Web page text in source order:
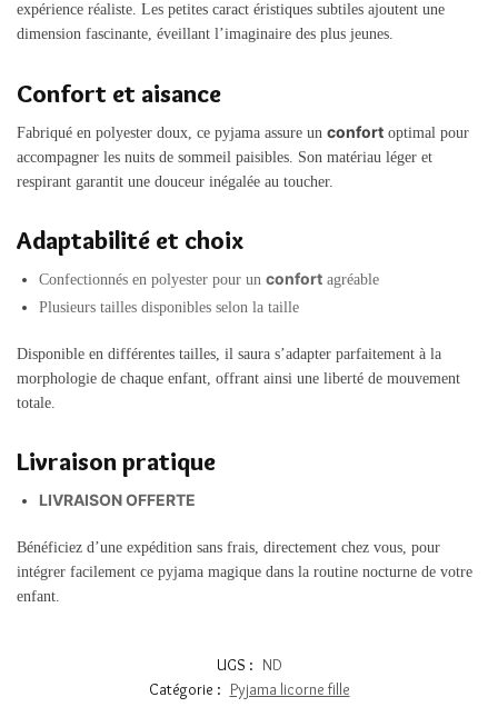
expérience réaliste. Les petites caract éristiques subtiles ajoutent une
dimension fascinante, éveillant l’imaginaire des plus jeunes.
Confort et aisance
Fabriqué en polyester doux, ce pyjama assure un confort optimal pour
accompagner les nuits de sommeil paisibles. Son matériau léger et
respirant garantit une douceur inégalée au toucher.
Adaptabilité et choix
Confectionnés en polyester pour un confort agréable
Plusieurs tailles disponibles selon la taille
Disponible en différentes tailles, il saura s’adapter parfaitement à la
morphologie de chaque enfant, offrant ainsi une liberté de mouvement
totale.
Livraison pratique
LIVRAISON OFFERTE
Bénéficiez d’une expédition sans frais, directement chez vous, pour
intégrer facilement ce pyjama magique dans la routine nocturne de votre
enfant.
UGS : ND
Catégorie : Pyjama licorne fille